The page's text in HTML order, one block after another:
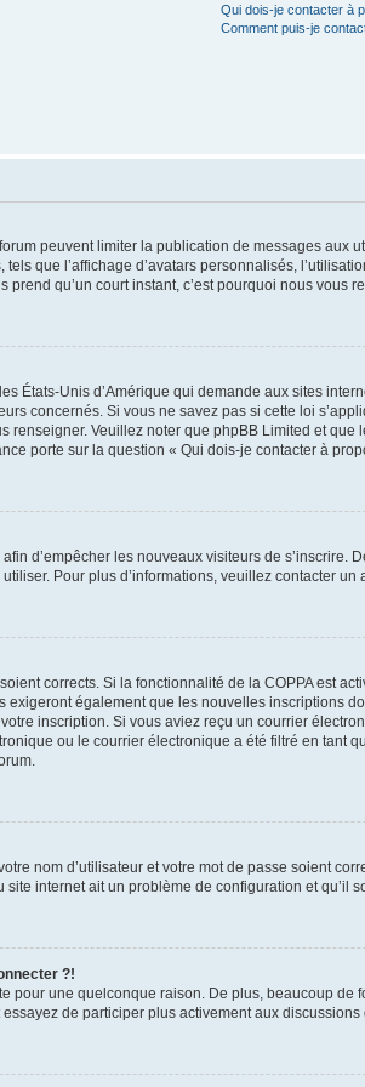
Qui dois-je contacter à
Comment puis-je
peuvent limiter la publication de messages
que l’affichage d’avatars personnalisés,
qu’un court instant, c’est pourquoi nous vous
États-Unis d’Amérique qui demande aux sites
concernés. Si vous ne savez pas si cette loi
Veuillez noter que phpBB Limited et
porte sur la question « Qui dois-je contacter à
d’empêcher les nouveaux visiteurs de
Pour plus d’informations, veuillez contacter un
corrects. Si la fonctionnalité de la COPPA est
également que les nouvelles inscriptions
inscription. Si vous aviez reçu un courrier
ou le courrier électronique a été filtré en tant
nom d’utilisateur et votre mot de passe soient
internet ait un problème de configuration et qu’il
?!
pour une quelconque raison. De plus, beaucoup
de participer plus activement aux discussions